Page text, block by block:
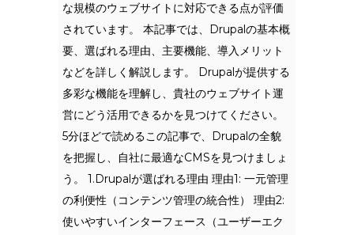
な規模のウェブサイトに対応できる点が評価
されています。 本記事では、Drupalの基本概
要、選ばれる理由、主要機能、導入メリット
などを詳しく解説します。 Drupalが提供する
多彩な機能を理解し、貴社のウェブサイト運
営にどう活用できるかを見つけてください。
5分ほどで読めるこの記事で、Drupalの全貌
を把握し、自社に最適なCMSを見つけましょ
う。 1.Drupalが選ばれる理由 理由1: 一元管理
の利便性（コンテンツ管理の統合性） 理由2:
使いやすいインターフェース（ユーザーエク